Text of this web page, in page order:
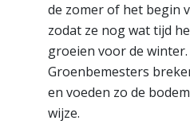
de zomer of het begin
zodat ze nog wat tijd
groeien voor de winter.
Groenbemesters
en voeden zo de
wijze.